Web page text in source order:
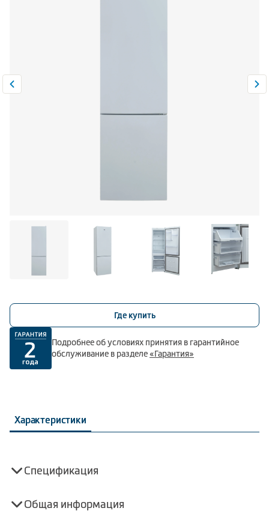
Где купить
Подробнее об условиях принятия в гарантийное
обслуживание в разделе«Гарантия»
Характеристики
Спецификация
Общая информация